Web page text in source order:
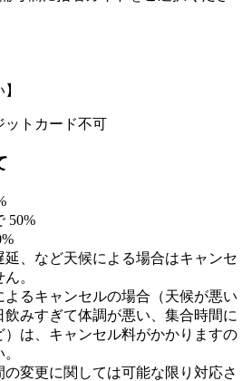
ットカード不可
50%
延、など天候による場合はキャンセ
。
よるキャンセルの場合（天候が悪い
みすぎて体調が悪い、集合時間に
）は、キャンセル料がかかりますの
の変更に関しては可能な限り対応さ